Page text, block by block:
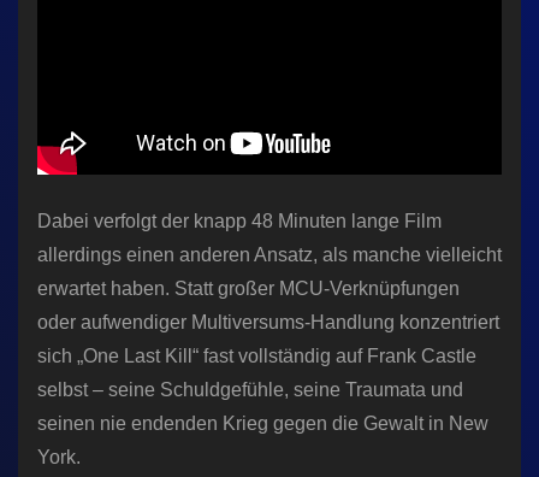
Dabei verfolgt der knapp 48 Minuten lange Film
allerdings einen anderen Ansatz, als manche vielleicht
erwartet haben. Statt großer MCU-Verknüpfungen
oder aufwendiger Multiversums-Handlung konzentriert
sich „One Last Kill“ fast vollständig auf Frank Castle
selbst – seine Schuldgefühle, seine Traumata und
seinen nie endenden Krieg gegen die Gewalt in New
York.